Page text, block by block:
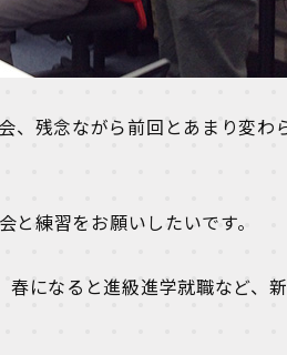
、残念ながら前回とあまり変わ
練習をお願いしたいです。
になると進級進学就職など、